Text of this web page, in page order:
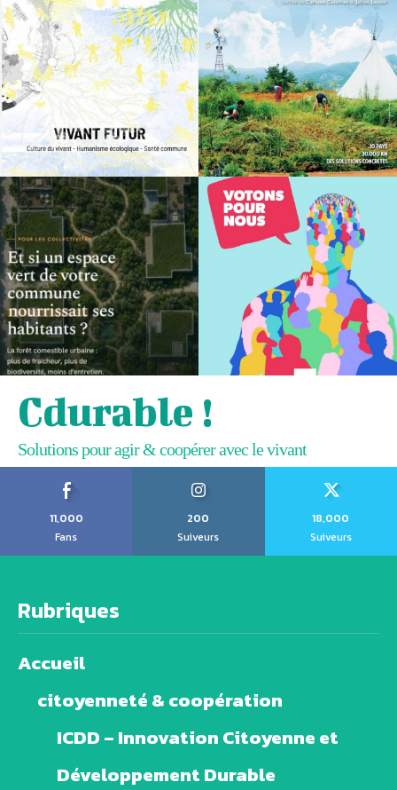
Cdurable !
Solutions pour agir & coopérer avec le vivant
11,000
Fans
200
Suiveurs
18,000
Suiveurs
Rubriques
Accueil
citoyenneté & coopération
ICDD – Innovation Citoyenne et
Développement Durable